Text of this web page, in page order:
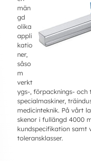
män
gd
olika
appli
katio
ner,
såso
m
verkt
ygs-, förpacknings- och
specialmaskiner,
medicinteknik. På vårt
skenor i fullängd 4000
kundspecifikation samt
toleransklasser.